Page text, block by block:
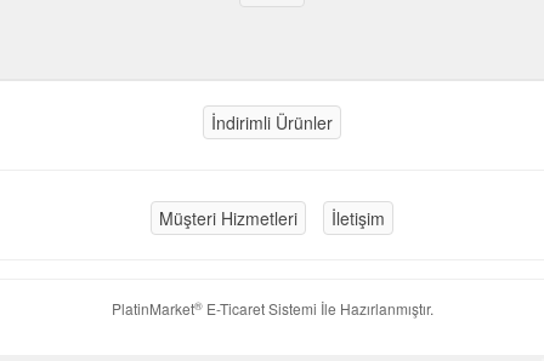
İndirimli Ürünler
Müşteri Hizmetleri İletişim
PlatinMarket®E-Ticaret Sistemi İle Hazırlanmıştır.